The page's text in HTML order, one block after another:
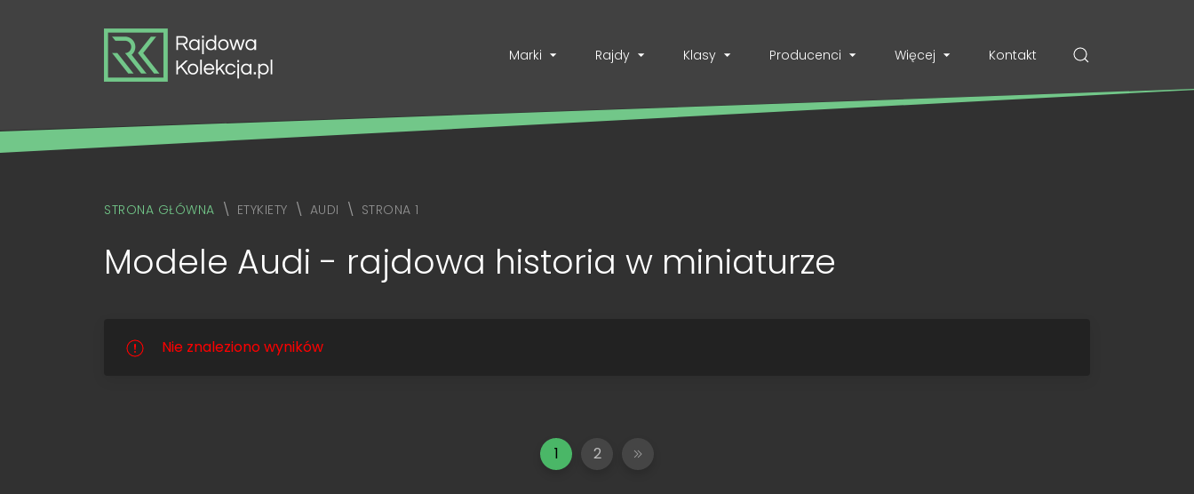
Marki Rajdy Klasy Producenci Więcej Kontakt
STRONA GŁÓWNA ETYKIETY AUDI STRONA 1
Modele Audi - rajdowa historia w miniaturze
Nie znaleziono wyników
1 2